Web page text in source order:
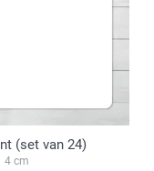
(set van 24)
4 cm